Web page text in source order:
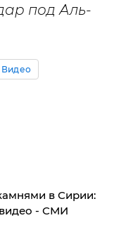
под Аль-
Видео
в Сирии:
- СМИ